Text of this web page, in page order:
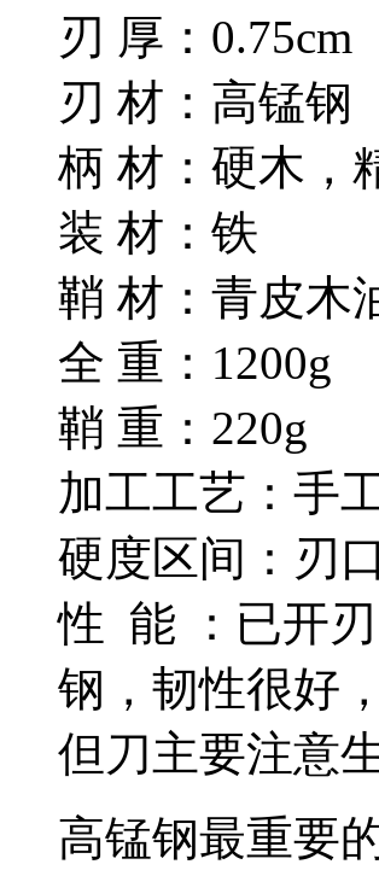
刃 厚：0.75cm
刃 材：高锰钢
柄 材：硬木，
装 材：铁
鞘 材：青皮木
全 重：1200g
鞘 重：220g
加工工艺：手
硬度区间：刃
性 能 ：已开
钢，韧性很好
但刀主要注意
高锰钢最重要